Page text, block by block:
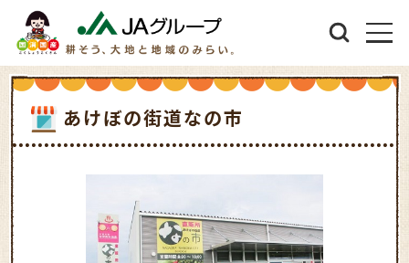
あけぼの街道なの市